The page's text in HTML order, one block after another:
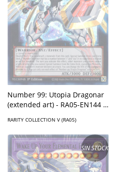
Number 99: Utopia Dragonar
(extended art) - RA05-EN144 -
RARITY COLLECTION V (RA05)
SIN STOCK